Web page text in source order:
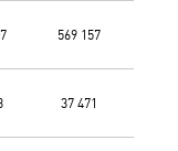
569 157
37 471